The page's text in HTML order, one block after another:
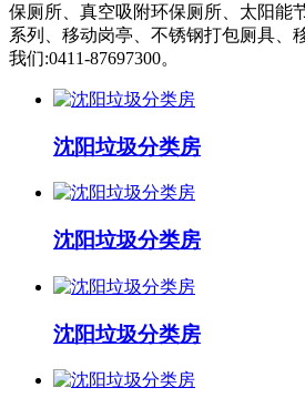
保厕所、真空吸附环保厕所、太阳能
系列、移动岗亭、不锈钢打包厕具、
我们:0411-87697300。
沈阳垃圾分类房
沈阳垃圾分类房
沈阳垃圾分类房